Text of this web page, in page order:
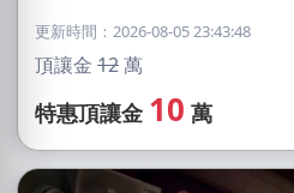
更新時間：2026-08-05 23:43:48
頂讓金 12萬
特惠頂讓金 10 萬